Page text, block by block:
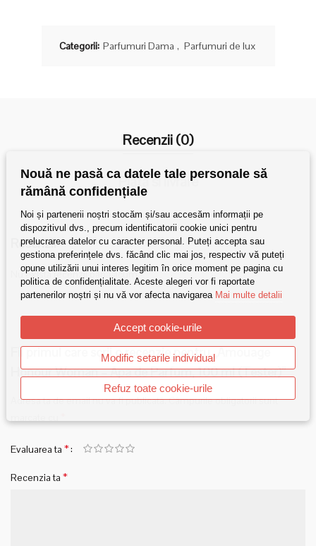
Categorii: Parfumuri Dama , Parfumuri de lux
Recenzii (0)
Plata si livrare
Recenzii
Nu există recenzii până acum.
Fii primul care scrii o recenzie pentru „Amouage
Honour Woman – Apa de Parfum, 100 ml (Tester)”
Adresa ta de email nu va fi publicată.Câmpurile obligatorii sunt
Evaluarea ta *
Recenzia ta *
Nouă ne pasă ca datele tale personale să
rămână confidențiale
Noi și partenerii noștri stocăm și/sau accesăm informații pe
dispozitivul dvs., precum identificatorii cookie unici pentru
prelucrarea datelor cu caracter personal. Puteți accepta sau
gestiona preferințele dvs. făcând clic mai jos, respectiv vă puteți
opune utilizării unui interes legitim în orice moment pe pagina cu
politica de confidențialitate. Aceste alegeri vor fi raportate
partenerilor noștri și nu vă vor afecta navigarea Mai multe detalii
Accept cookie-urile
Modific setarile individual
Refuz toate cookie-urile